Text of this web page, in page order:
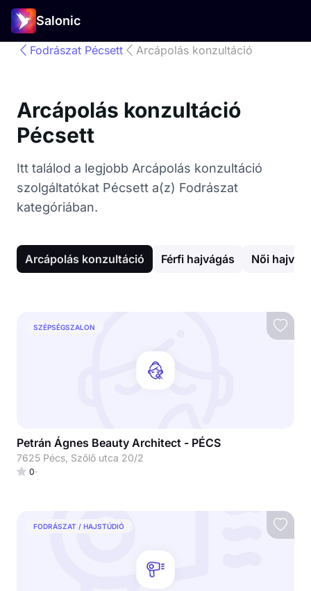
Salonic
Fodrászat Pécsett Arcápolás konzultáció
Arcápolás konzultáció
Pécsett
Itt találod a legjobb Arcápolás konzultáció
szolgáltatókat Pécsett a(z) Fodrászat
kategóriában.
Arcápolás konzultáció Férfi hajvágás Női
SZÉPSÉGSZALON
Petrán Ágnes Beauty Architect - PÉCS
7625 Pécs, Szőlő utca 20/2
0
FODRÁSZAT / HAJSTÚDIÓ